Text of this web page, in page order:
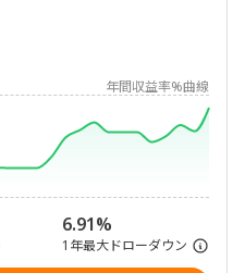
年間収益率%曲線
6.91%
1年最大ドローダウン